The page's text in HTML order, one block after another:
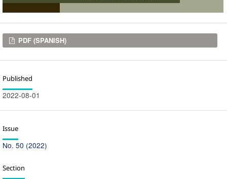
Downloads
PDF (SPANISH)
Published
2022-08-01
Issue
No. 50 (2022)
Section